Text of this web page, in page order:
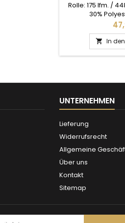
Rolle: 175 lfm. /
30%
 In
UNTERNEHMEN
Lieferung
Widerrufsrecht
Allgemeine
Über uns
Kontakt
Sitemap